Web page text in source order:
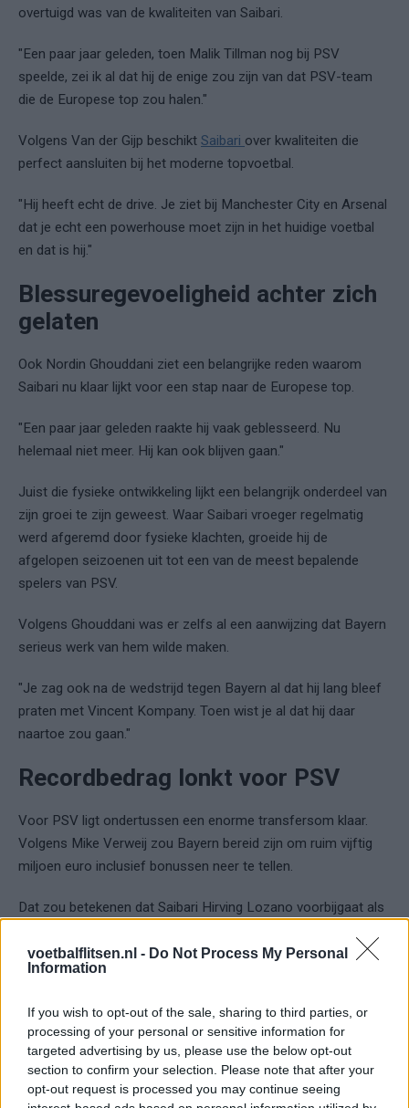
voetbalflitsen.nl - Do Not Process My Personal
Information
If you wish to opt-out of the sale, sharing to third parties, or
processing of your personal or sensitive information for
targeted advertising by us, please use the below opt-out
section to confirm your selection. Please note that after your
opt-out request is processed you may continue seeing
overtuigd was van de kwaliteiten van Saibari.
"Een paar jaar geleden, toen Malik Tillman nog bij PSV
speelde, zei ik al dat hij de enige zou zijn van dat PSV-team
die de Europese top zou halen."
Volgens Van der Gijp beschikt Saibari over kwaliteiten die
perfect aansluiten bij het moderne topvoetbal.
"Hij heeft echt de drive. Je ziet bij Manchester City en Arsenal
dat je echt een powerhouse moet zijn in het huidige voetbal
en dat is hij."
Blessuregevoeligheid achter zich
gelaten
Ook Nordin Ghouddani ziet een belangrijke reden waarom
Saibari nu klaar lijkt voor een stap naar de Europese top.
"Een paar jaar geleden raakte hij vaak geblesseerd. Nu
helemaal niet meer. Hij kan ook blijven gaan."
Juist die fysieke ontwikkeling lijkt een belangrijk onderdeel van
zijn groei te zijn geweest. Waar Saibari vroeger regelmatig
werd afgeremd door fysieke klachten, groeide hij de
afgelopen seizoenen uit tot een van de meest bepalende
spelers van PSV.
Volgens Ghouddani was er zelfs al een aanwijzing dat Bayern
serieus werk van hem wilde maken.
"Je zag ook na de wedstrijd tegen Bayern al dat hij lang bleef
praten met Vincent Kompany. Toen wist je al dat hij daar
naartoe zou gaan."
Recordbedrag lonkt voor PSV
Voor PSV ligt ondertussen een enorme transfersom klaar.
Volgens Mike Verweij zou Bayern bereid zijn om ruim vijftig
miljoen euro inclusief bonussen neer te tellen.
Dat zou betekenen dat Saibari Hirving Lozano voorbijgaat als
"Voor PSV zou dat een recordtransfersom zijn en dat is niet
hebt binnengehaald", aldus Verweij.
Risico van afwachten
Toch lijkt PSV nog te proberen om de prijs verder op te